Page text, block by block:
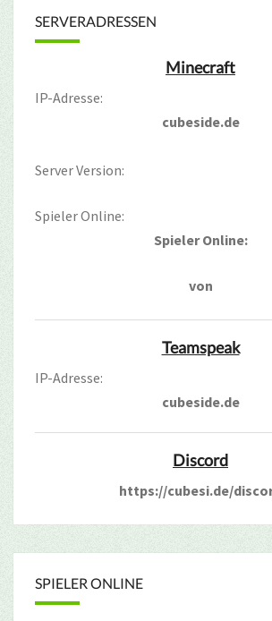
SERVERADRESSEN
Minecraft
IP-Adresse:
cubeside.de
Server Version:
Spieler Online:
Spieler Online:
von
Teamspeak
IP-Adresse:
cubeside.de
Discord
https://cubesi.de/
SPIELER ONLINE